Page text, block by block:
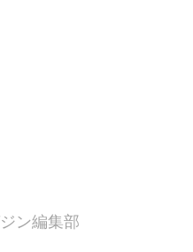
ン編集部